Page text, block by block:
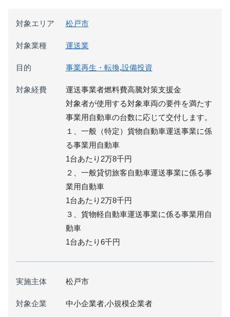
対象エリア 松戸市
対象業種 運送業
目的 事業再生・転換,設備投資
対象経費
運送事業者燃料費高騰対策支援金
対象者が使用する対象車両の要件を満たす
事業用自動車の台数に応じて交付します。
１、一般（特定）貨物自動車運送事業に係
る事業用自動車
1台あたり2万8千円
２、一般貸切旅客自動車運送事業に係る事
業用自動車
1台あたり2万8千円
３、貨物軽自動車運送事業に係る事業用自
動車
1台あたり6千円
実施主体 松戸市
対象企業 中小企業者,小規模企業者